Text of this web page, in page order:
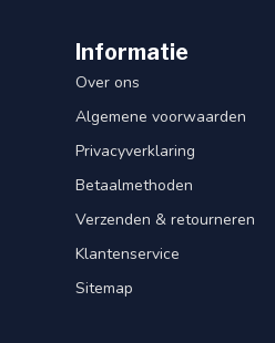
Informatie
Over ons
Algemene voorwaarden
Privacyverklaring
Betaalmethoden
Verzenden & retourneren
Klantenservice
Sitemap